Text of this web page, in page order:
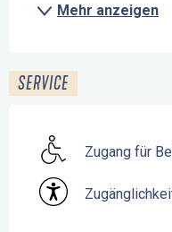
Mehr anzeigen
SERVICE
Zugang für